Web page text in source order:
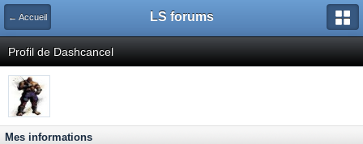
← Accueil LS forums
Profil de Dashcancel
Mes informations